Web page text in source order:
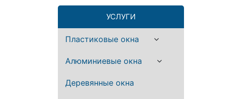
УСЛУГИ
Пластиковые окна
Алюминиевые окна
Деревянные окна